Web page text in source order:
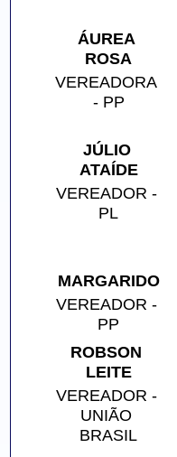
ÁUREA
ROSA
VEREADORA
- PP
JÚLIO
ATAÍDE
VEREADOR -
PL
MARGARIDO
VEREADOR -
PP
ROBSON
LEITE
VEREADOR -
UNIÃO
BRASIL